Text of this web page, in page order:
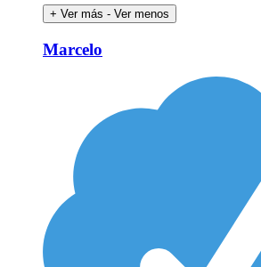
+ Ver más - Ver menos
Marcelo